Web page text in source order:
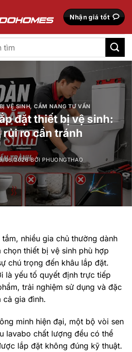
Nhận giá tốt
VỆ SINH,CẨM NANG TƯ VẤN
đặt thiết bị vệ sinh:
rủi ro cần tránh
06/2026 BỞI PHUONGTHAO
nhiều gia chủ thường dành
chọn thiết bị vệ sinh phù hợp
chú trọng đến khâu lắp đặt.
là yếu tố quyết định trực tiếp
trải nghiệm sử dụng và đặc
cả gia đình.
minh hiện đại, một bộ vòi sen
lavabo chất lượng đều có thể
lắp đặt không đúng kỹ thuật.